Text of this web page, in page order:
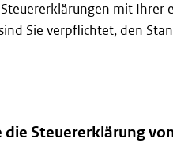
mit Ihrer
Sie verpflichtet, den
von
die Steuererklärung